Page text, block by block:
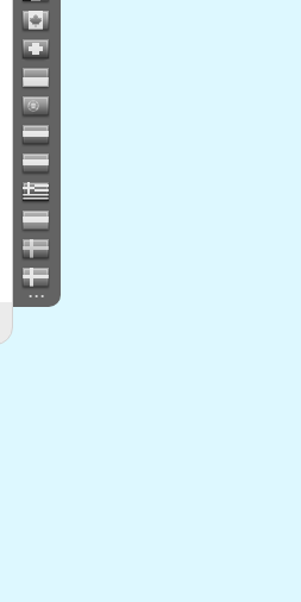
...